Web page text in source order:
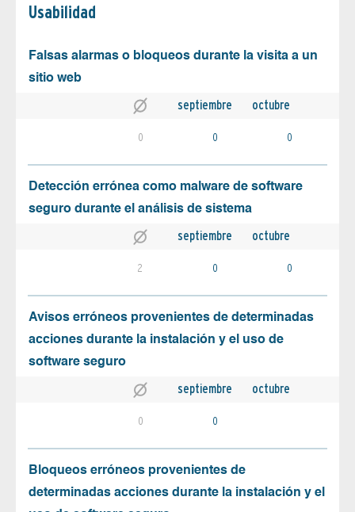
Usabilidad
Falsas alarmas o bloqueos durante la visita a un
sitio web
septiembre octubre
0 0 0
Detección errónea como malware de software
seguro durante el análisis de sistema
septiembre octubre
2 0 0
Avisos erróneos provenientes de determinadas
acciones durante la instalación y el uso de
software seguro
septiembre octubre
0 0
Bloqueos erróneos provenientes de
determinadas acciones durante la instalación y el